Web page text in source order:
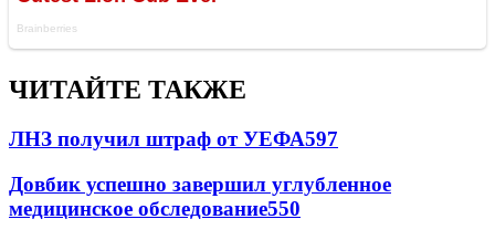
ЧИТАЙТЕ ТАКЖЕ
ЛНЗ получил штраф от УЕФА597
Довбик успешно завершил углубленное
медицинское обследование550